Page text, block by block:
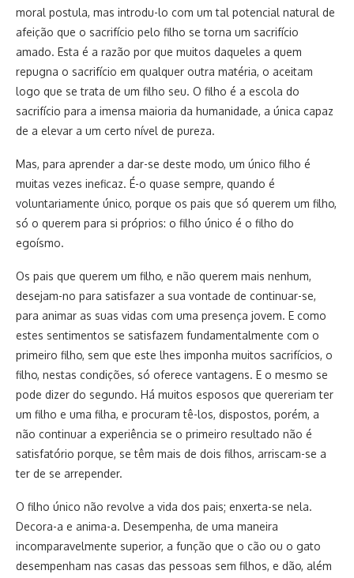
moral postula, mas introdu-lo com um tal potencial natural de
afeição que o sacrifício pelo filho se torna um sacrifício
amado. Esta é a razão por que muitos daqueles a quem
repugna o sacrifício em qualquer outra matéria, o aceitam
logo que se trata de um filho seu. O filho é a escola do
sacrifício para a imensa maioria da humanidade, a única capaz
de a elevar a um certo nível de pureza.
Mas, para aprender a dar-se deste modo, um único filho é
muitas vezes ineficaz. É-o quase sempre, quando é
voluntariamente único, porque os pais que só querem um filho,
só o querem para si próprios: o filho único é o filho do
egoísmo.
Os pais que querem um filho, e não querem mais nenhum,
desejam-no para satisfazer a sua vontade de continuar-se,
para animar as suas vidas com uma presença jovem. E como
estes sentimentos se satisfazem fundamentalmente com o
primeiro filho, sem que este lhes imponha muitos sacrifícios, o
filho, nestas condições, só oferece vantagens. E o mesmo se
pode dizer do segundo. Há muitos esposos que quereriam ter
um filho e uma filha, e procuram tê-los, dispostos, porém, a
não continuar a experiência se o primeiro resultado não é
satisfatório porque, se têm mais de dois filhos, arriscam-se a
ter de se arrepender.
O filho único não revolve a vida dos pais; enxerta-se nela.
Decora-a e anima-a. Desempenha, de uma maneira
incomparavelmente superior, a função que o cão ou o gato
desempenham nas casas das pessoas sem filhos, e dão, além